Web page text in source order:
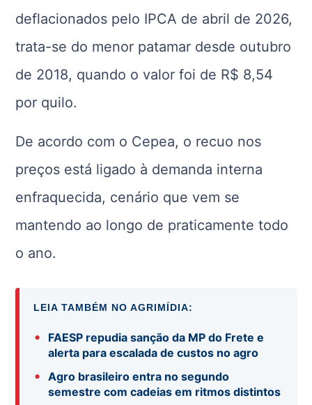
deflacionados pelo IPCA de abril de 2026,
trata-se do menor patamar desde outubro
de 2018, quando o valor foi de R$ 8,54
por quilo.
De acordo com o Cepea, o recuo nos
preços está ligado à demanda interna
enfraquecida, cenário que vem se
mantendo ao longo de praticamente todo
o ano.
LEIA TAMBÉM NO AGRIMÍDIA:
•
FAESP repudia sanção da MP do Frete e
alerta para escalada de custos no agro
•
Agro brasileiro entra no segundo
semestre com cadeias em ritmos distintos